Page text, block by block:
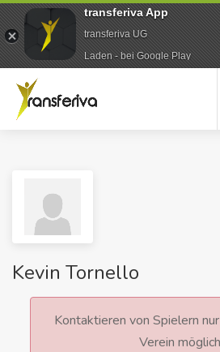
Kevin Tornello
Kontaktieren von Spielern
Verein
transferiva App
transferiva UG
Laden - bei Google Play